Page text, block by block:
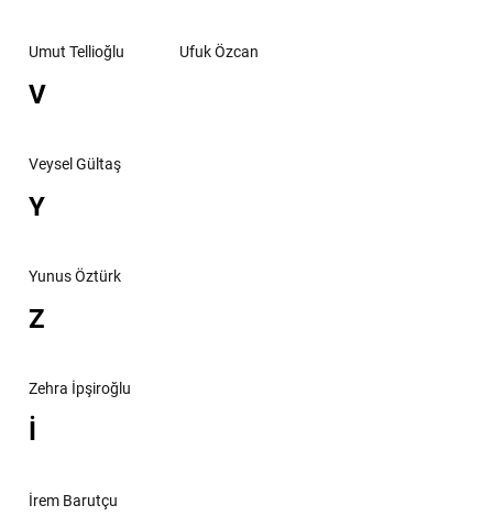
Umut Tellioğlu Ufuk Özcan
V
Veysel Gültaş
Y
Yunus Öztürk
Z
Zehra İpşiroğlu
İ
İrem Barutçu